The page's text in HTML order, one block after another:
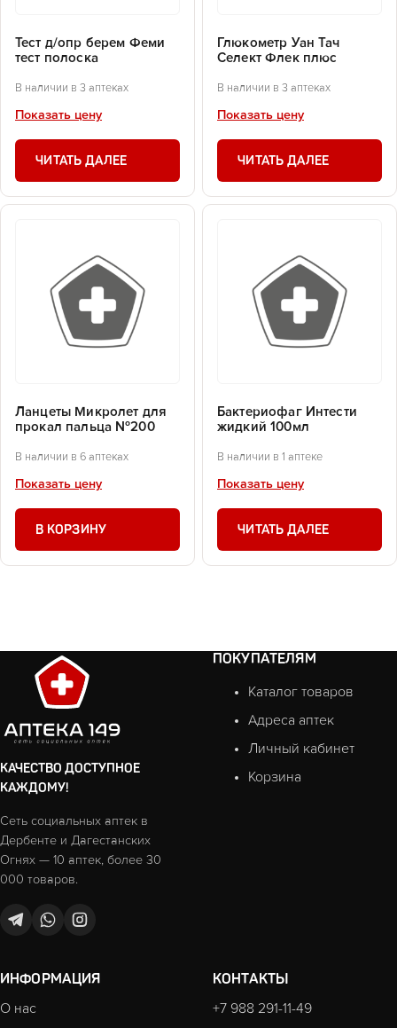
Тест д/опр берем Феми
тест полоска
В наличии в 3 аптеках
Показать цену
ЧИТАТЬ ДАЛЕЕ
Глюкометр Уан Тач
Селект Флек плюс
В наличии в 3 аптеках
Показать цену
ЧИТАТЬ ДАЛЕЕ
Ланцеты Микролет для
прокал пальца №200
В наличии в 6 аптеках
Показать цену
В КОРЗИНУ
Бактериофаг Интести
жидкий 100мл
В наличии в 1 аптеке
Показать цену
ЧИТАТЬ ДАЛЕЕ
КАЧЕСТВО ДОСТУПНОЕ
КАЖДОМУ!
Сеть социальных аптек в
Дербенте и Дагестанских
Огнях — 10 аптек, более 30
000 товаров.
ПОКУПАТЕЛЯМ
Каталог товаров
Адреса аптек
Личный кабинет
Корзина
ИНФОРМАЦИЯ
О нас
КОНТАКТЫ
+7 988 291-11-49